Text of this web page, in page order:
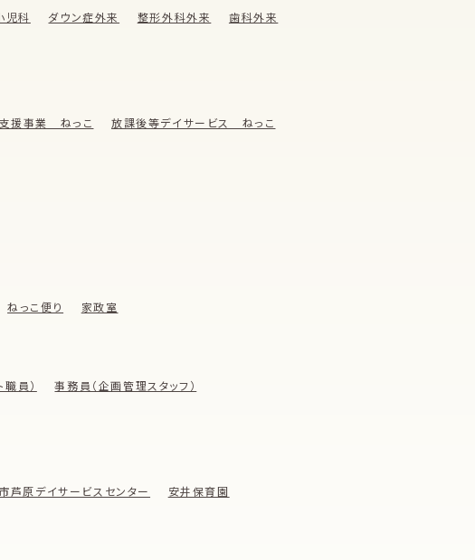
児科 ダウン症外来 整形外科外来
歯科外来
援事業 ねっこ
放課後等デイサービス ねっこ
ねっこ便り 家政室
員）
事務員（企画管理スタッフ）
芦原デイサービスセンター
安井保育園